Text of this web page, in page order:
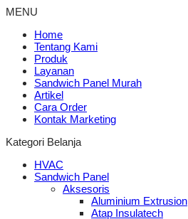
MENU
Home
Tentang Kami
Produk
Layanan
Sandwich Panel Murah
Artikel
Cara Order
Kontak Marketing
Kategori Belanja
HVAC
Sandwich Panel
Aksesoris
Aluminium Extrusion
Atap Insulatech